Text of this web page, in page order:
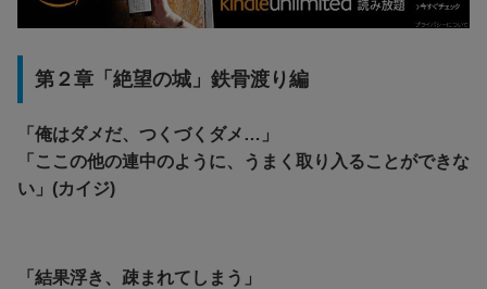
第２章「絶望の城」鉄骨渡り編
「俺はダメだ、つくづくダメ…」
「ここの他の連中のように、うまく取り入ることができな
い」(カイジ)
「結果浮き、疎まれてしまう」